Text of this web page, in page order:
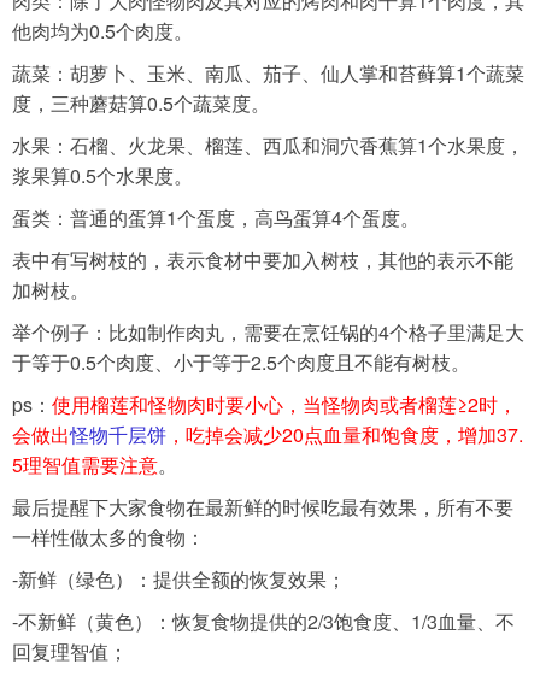
他肉均为0.5个肉度。
蔬菜：胡萝卜、玉米、南瓜、茄子、仙人掌和苔藓算1个蔬菜
度，三种蘑菇算0.5个蔬菜度。
水果：石榴、火龙果、榴莲、西瓜和洞穴香蕉算1个水果度，
浆果算0.5个水果度。
蛋类：普通的蛋算1个蛋度，高鸟蛋算4个蛋度。
表中有写树枝的，表示食材中要加入树枝，其他的表示不能
加树枝。
举个例子：比如制作肉丸，需要在烹饪锅的4个格子里满足大
于等于0.5个肉度、小于等于2.5个肉度且不能有树枝。
ps： 使用榴莲和怪物肉时要小心，当怪物肉或者榴莲≥2时，
会做出怪物千层饼 ，吃掉会减少20点血量和饱食度，增加37.
5理智值需要注意。
最后提醒下大家食物在最新鲜的时候吃最有效果，所有不要
一样性做太多的食物：
-新鲜（绿色）：提供全额的恢复效果；
-不新鲜（黄色）：恢复食物提供的2/3饱食度、1/3血量、不
回复理智值；